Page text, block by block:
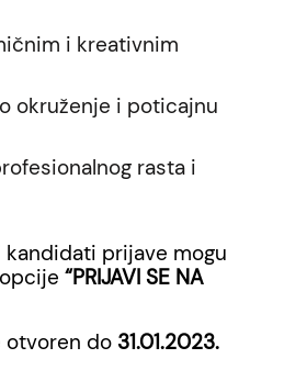
i kreativnim
okruženje i poticajnu
rasta i
kandidati prijave mogu
“PRIJAVI SE NA
otvoren do 31.01.2023.